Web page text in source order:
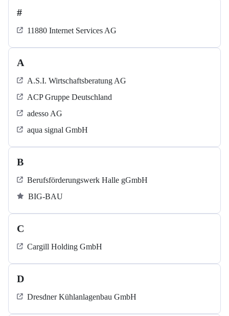
#
11880 Internet Services AG
A
A.S.I. Wirtschaftsberatung AG
ACP Gruppe Deutschland
adesso AG
aqua signal GmbH
B
Berufsförderungswerk Halle gGmbH
BIG-BAU
C
Cargill Holding GmbH
D
Dresdner Kühlanlagenbau GmbH